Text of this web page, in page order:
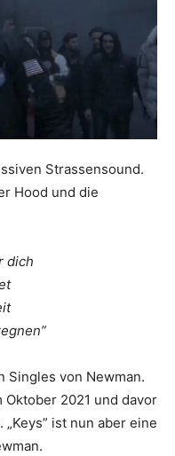
Strassensound.
Hood und die
dich
Singles von Newman.
Oktober 2021 und davor
„​​Keys” ist nun aber eine